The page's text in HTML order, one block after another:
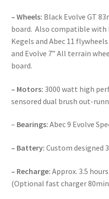
– Wheels: Black Evolve GT
board. Also compatible with
Kegels and Abec 11
and Evolve 7” All terrain
board.
– Motors: 3000 watt high
sensored dual brush out-
– Bearings: Abec 9 Evolve
– Battery: Custom designed
– Recharge: Approx. 3.5
(Optional fast charger